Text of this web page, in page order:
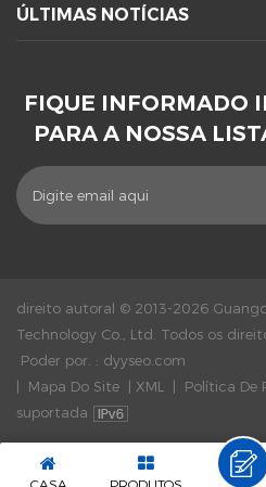
ÚLTIMAS NOTÍCIAS
FIQUE INFORMADO
PARA A NOSSA
direito autoral © 2013-2026
Technology Co., Ltd. Todos os
Poder por. : dyyseo.com
|
Mapa Do Site | XML | Política De
suportada
CASA PRODUTOS